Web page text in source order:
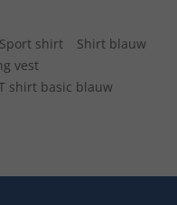
Sport shirt
Shirt blauw
vest
shirt basic blauw